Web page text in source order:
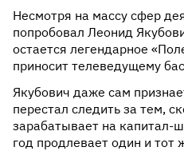
Несмотря на массу сфер
попробовал Леонид
остается легендарное
приносит телеведущему
Якубович даже сам
перестал следить за тем,
зарабатывает на
год продлевает один и тот